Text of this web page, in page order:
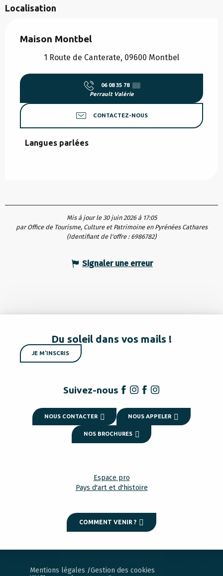
Localisation
Maison Montbel
1 Route de Canterate, 09600 Montbel
06 08 35 78
▒▒
Perrault Valérie
CONTACTEZ-NOUS
Langues parlées
Langues parlées
Mis à jour le 30 juin 2026 à 17:05
par Office de Tourisme, Culture et Patrimoine en Pyrénées Cathares
(Identifiant de l'offre : 6986782)
Signaler une erreur
Du soleil dans vos mails !
JE M'INSCRIS
Suivez-nous
NOUS CONTACTER NOUS APPELER
NOS BROCHURES
Espace pro
Pays d'art et d'histoire
COMMENT VENIR ?
Mentions légales Gestion des cookies